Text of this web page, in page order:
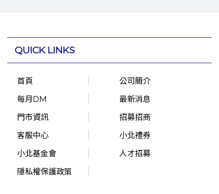
QUICK LINKS
首頁
公司簡介
每月DM
最新消息
門市資訊
招募招商
客服中心
小北禮券
小北基金會
人才招募
隱私權保護政策